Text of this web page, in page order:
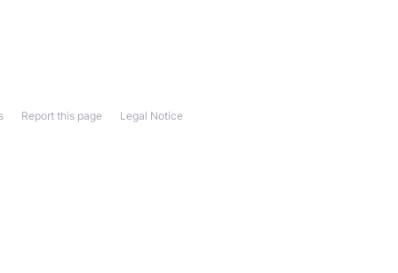
Legal Notice
Report this page